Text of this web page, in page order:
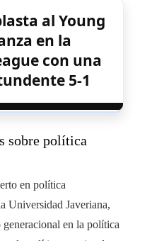
al Young
en la
con una
5-1
sobre política
en política
Universidad Javeriana,
en la política